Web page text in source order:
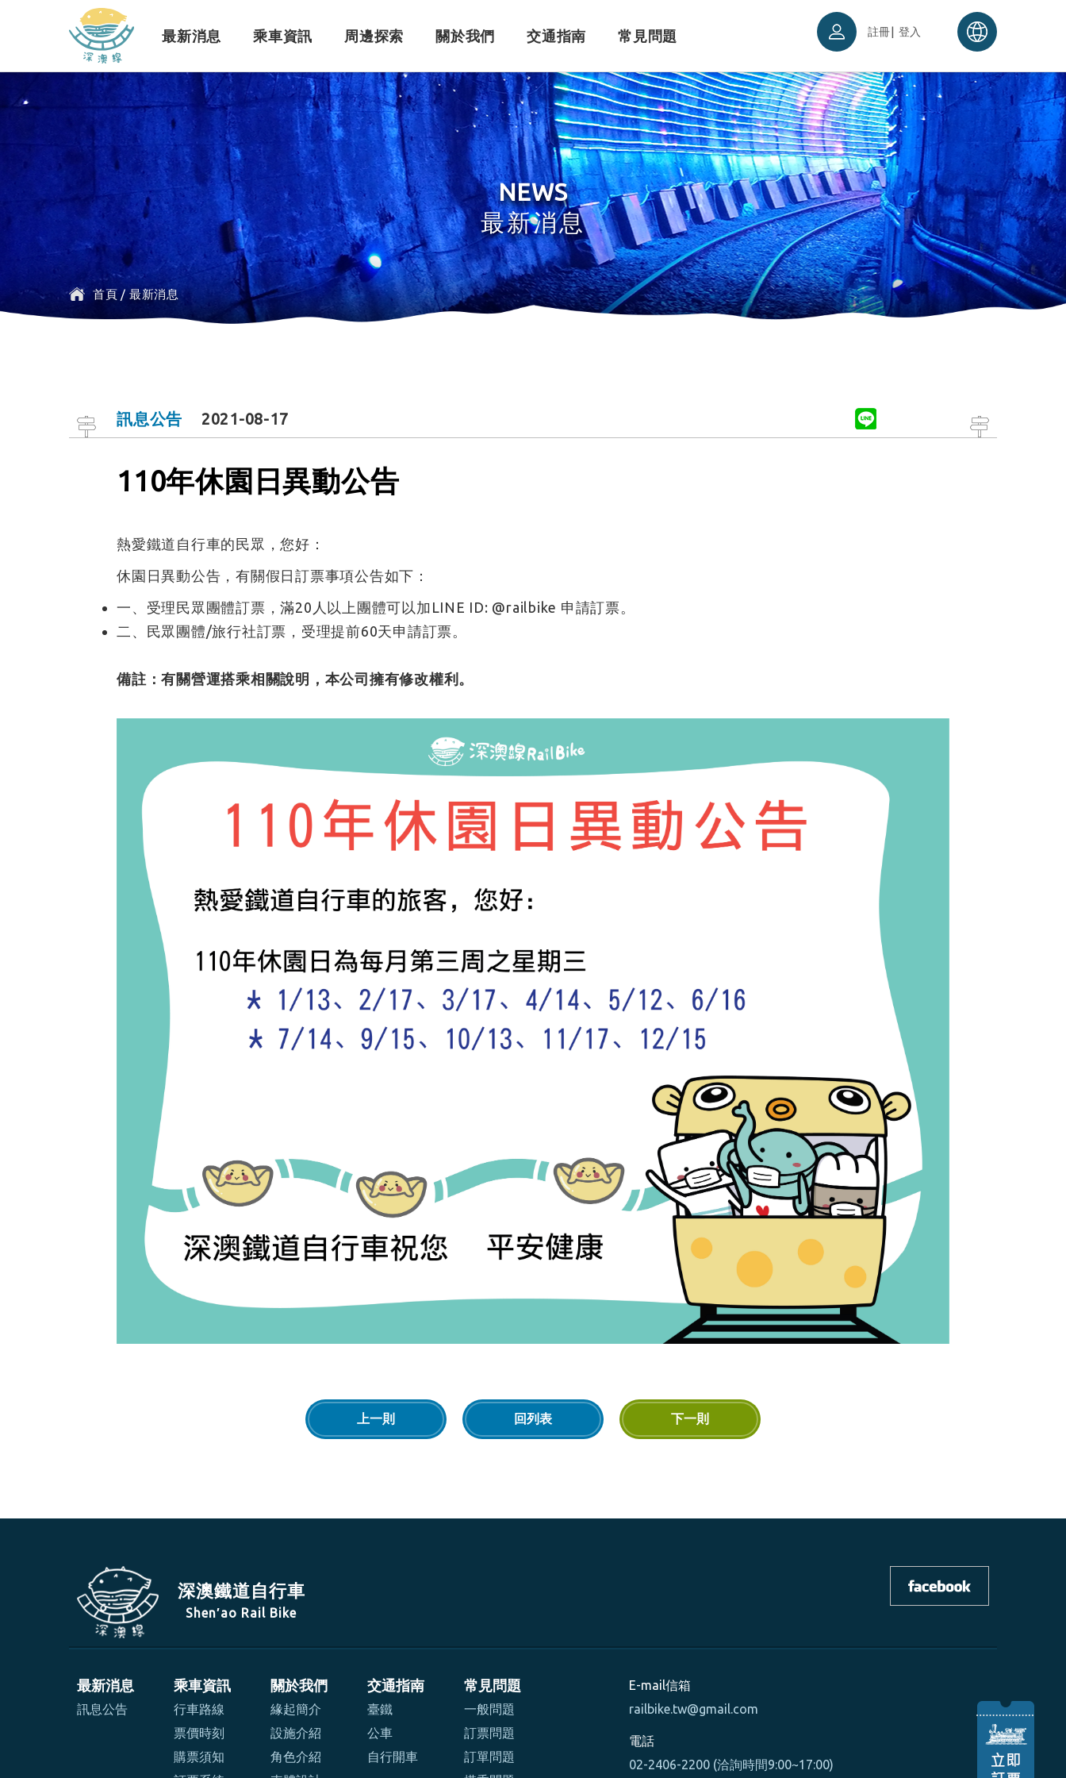
最新消息
訊息公告
乘車資訊
行車路線 票價時刻 購票須知 訂票系統 退票須知 入場須知
周邊探索
景點介紹 探索行程介紹
關於我們
緣起簡介 設施介紹 角色介紹 車體設計 永續理念
交通指南
公車 自行開車
常見問題
一般問題 訂票問題 訂單問題 搭乘問題
註冊| 登入
NEWS
最新消息
首頁 /最新消息
訊息公告 2021-08-17
110年休園日異動公告
熱愛鐵道自行車的民眾，您好：
休園日異動公告，有關假日訂票事項公告如下：
一、受理民眾團體訂票，滿20人以上團體可以加LINE ID: @railbike 申請訂票。
二、民眾團體/旅行社訂票，受理提前60天申請訂票。
備註：有關營運搭乘相關說明，本公司擁有修改權利。
上一則 回列表 下一則
深澳鐵道自行車
Shen′ao Rail Bike
最新消息
訊息公告
乘車資訊
行車路線
票價時刻
購票須知
關於我們
緣起簡介
設施介紹
角色介紹
交通指南
臺鐵
公車
自行開車
常見問題
一般問題
訂票問題
訂單問題
E-mail信箱
railbike.tw@gmail.com
電話
02-2406-2200 (洽詢時間9:00~17:00)